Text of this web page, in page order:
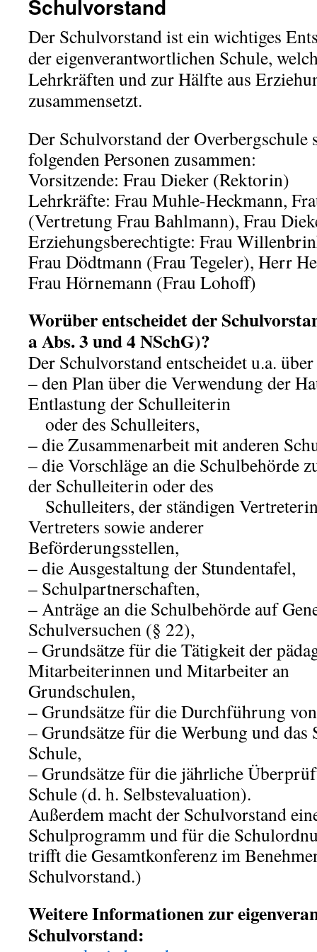
Schulvorstand
Der Schulvorstand ist ein wichtiges
der eigenverantwortlichen Schule,
Lehrkräften und zur Hälfte aus
zusammensetzt.
Der Schulvorstand der Overbergschule
folgenden Personen zusammen:
Vorsitzende: Frau Dieker (Rektorin)
Lehrkräfte: Frau Muhle-Heckmann,
(Vertretung Frau Bahlmann), Frau
Erziehungsberechtigte: Frau
Frau Dödtmann (Frau Tegeler), Herr
Frau Hörnemann (Frau Lohoff)
Worüber entscheidet der
a Abs. 3 und 4 NSchG)?
Der Schulvorstand entscheidet u.a. über
– den Plan über die Verwendung der
Entlastung der Schulleiterin
oder des Schulleiters,
– die Zusammenarbeit mit anderen
– die Vorschläge an die Schulbehörde
der Schulleiterin oder des
Schulleiters, der ständigen
Vertreters sowie anderer
Beförderungsstellen,
– die Ausgestaltung der Stundentafel,
– Schulpartnerschaften,
– Anträge an die Schulbehörde auf
Schulversuchen (§ 22),
– Grundsätze für die Tätigkeit der
Mitarbeiterinnen und Mitarbeiter an
Grundschulen,
– Grundsätze für die Durchführung
– Grundsätze für die Werbung und
Schule,
– Grundsätze für die jährliche
Schule (d. h. Selbstevaluation).
Außerdem macht der Schulvorstand
Schulprogramm und für die
trifft die Gesamtkonferenz im
Schulvorstand.)
Weitere Informationen zur
Schulvorstand: